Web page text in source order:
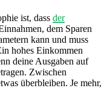
ist, dass der
dem Sparen
kann und muss
hohes Einkommen
deine Ausgaben auf
Zwischen
überbleiben. Je mehr,